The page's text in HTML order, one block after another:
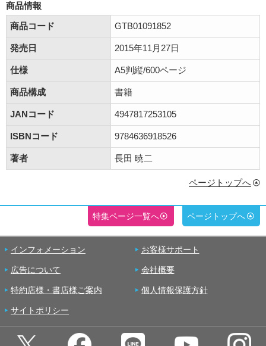
商品情報
商品コード
GTB01091852
発売日 2015年11月27日
仕様 A5判縦/600ページ
商品構成 書籍
JANコード 4947817253105
ISBNコード 9784636918526
著者 長田 暁二
ページトップへ
特集ページ一覧へ ページトップへ
インフォメーション お客様サポート
広告について 会社概要
特約店様・書店様ご案内 個人情報保護方針
サイトポリシー